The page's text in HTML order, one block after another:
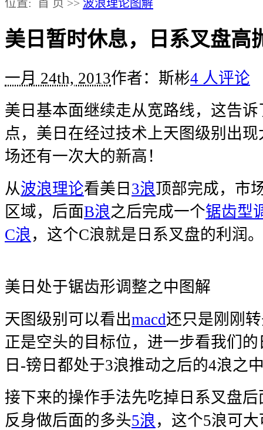
位置: 首 页 >> 波浪理论图解
美日暂时休息，日系叉盘高
一月 24th, 2013作者：斯彬4 人评论
美日基本面继续走从宽路线，这告
点，美日在经过技术上天图级别出
场还有一次大的新高！
从波浪理论看美日 3浪顶部完成，市
区域，后面B浪之后完成一个锯齿型
C浪 ，这个C浪就是日系叉盘的利润。
美日处于锯齿形调整之中图解
天图级别可以看出macd还只是刚刚
正是空头的目标位，进一步看我们
日-镑日都处于3浪推动之后的4浪之
接下来的操作手法先吃掉日系叉盘
反身做后面的多头5浪 ，这个5浪可